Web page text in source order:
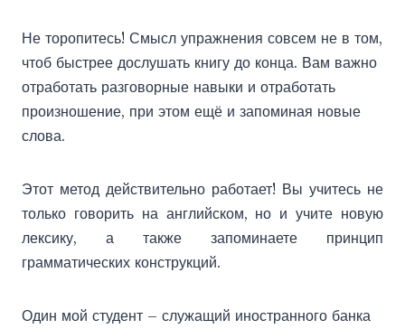
Не торопитесь! Смысл упражнения совсем не в том,
чтоб быстрее дослушать книгу до конца. Вам важно
отработать разговорные навыки и отработать
произношение, при этом ещё и запоминая новые
слова.
Этот метод действительно работает! Вы учитесь не
только говорить на английском, но и учите новую
лексику, а также запоминаете принцип
грамматических конструкций.
Один мой студент – служащий иностранного банка